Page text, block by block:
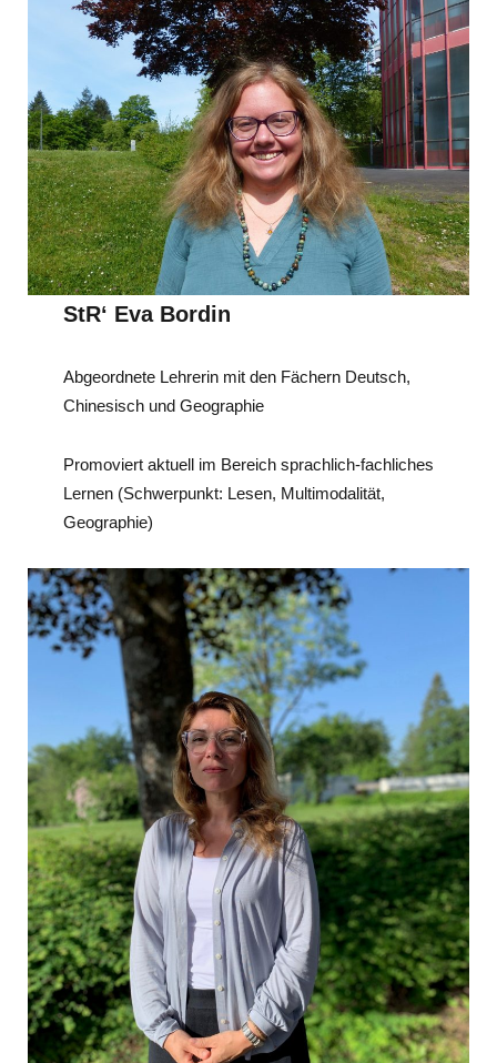
StR‘ Eva Bordin
Abgeordnete Lehrerin mit den Fächern Deutsch,
Chinesisch und Geographie
Promoviert aktuell im Bereich sprachlich-fachliches
Lernen (Schwerpunkt: Lesen, Multimodalität,
Geographie)